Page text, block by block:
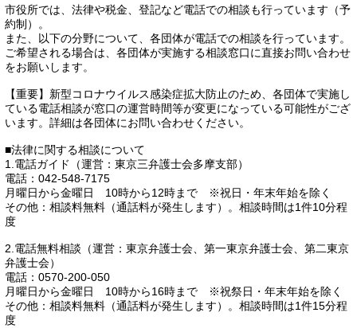
市役所では、法律や税金、登記など電話での相談も行っています（予
約制）。
また、以下の分野について、各団体が電話での相談を行っています。
ご希望される場合は、各団体が実施する相談窓口に直接お問い合わせ
をお願いします。
【重要】新型コロナウイルス感染症拡大防止のため、各団体で実施し
ている電話相談が窓口の運営時間等が変更になっている可能性がござ
います。詳細は各団体にお問い合わせください。
■法律に関する相談について
1.電話ガイド（運営：東京三弁護士会多摩支部）
電話：042-548-7175
月曜日から金曜日 10時から12時まで ※祝日・年末年始を除く
その他：相談料無料（通話料が発生します）。相談時間は1件10分程
度
2.電話無料相談（運営：東京弁護士会、第一東京弁護士会、第二東京
弁護士会）
電話：0570-200-050
月曜日から金曜日 10時から16時まで ※祝祭日・年末年始を除く
その他：相談料無料（通話料が発生します）。相談時間は1件15分程
度